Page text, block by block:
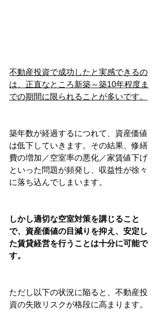
不動産投資で成功したと実感できるの
は、正直なところ新築～築10年程度ま
での期間に限られることが多いです。
築年数が経過するにつれて、資産価値
は低下していきます。その結果、修繕
費の増加／空室率の悪化／家賃値下げ
といった問題が頻発し、収益性が徐々
に落ち込んでしまいます。
しかし適切な空室対策を講じること
で、資産価値の目減りを抑え、安定し
た賃貸経営を行うことは十分に可能で
す。
ただし以下の状況に陥ると、不動産投
資の失敗リスクが格段に高まります。